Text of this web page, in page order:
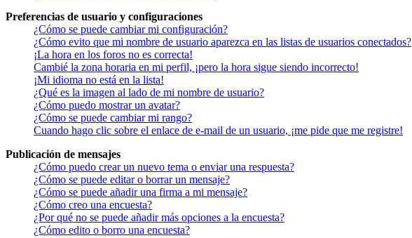
Preferencias de usuario y configuraciones
¿Cómo se puede cambiar mi configuración?
¿Cómo evito que mi nombre de usuario aparezca en las listas de usuarios conectados?
¡La hora en los foros no es correcta!
Cambié la zona horaria en mi perfil, ¡pero la hora sigue siendo incorrecto!
¡Mi idioma no está en la lista!
¿Qué es la imagen al lado de mi nombre de usuario?
¿Cómo puedo mostrar un avatar?
¿Cómo se puede cambiar mi rango?
Cuando hago clic sobre el enlace de e-mail de un usuario, ¡me pide que me registre!
Publicación de mensajes
¿Cómo puedo crear un nuevo tema o enviar una respuesta?
¿Cómo se puede editar o borrar un mensaje?
¿Cómo se puede añadir una firma a mi mensaje?
¿Cómo creo una encuesta?
¿Por qué no se puede añadir más opciones a la encuesta?
¿Cómo edito o borro una encuesta?